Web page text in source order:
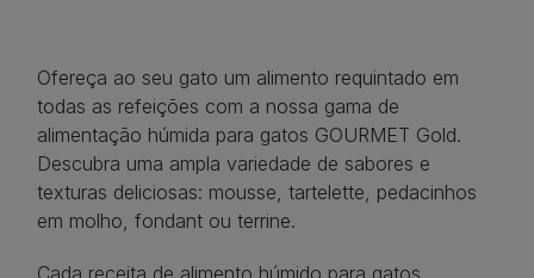
Ofereça ao seu gato um alimento requintado em
todas as refeições com a nossa gama de
alimentação húmida para gatos GOURMET Gold.
Descubra uma ampla variedade de sabores e
texturas deliciosas: mousse, tartelette, pedacinhos
em molho, fondant ou terrine.
Cada receita de alimento húmido para gatos